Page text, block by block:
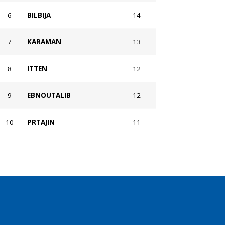
6 BILBIJA 14
7 KARAMAN 13
8 ITTEN 12
9 EBNOUTALIB 12
10 PRTAJIN 11